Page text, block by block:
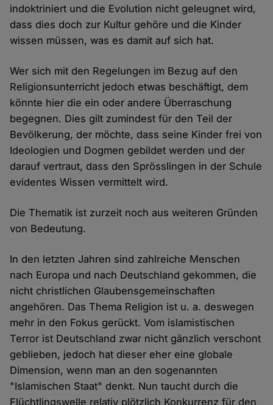
indoktriniert und die Evolution nicht geleugnet wird,
dass dies doch zur Kultur gehöre und die Kinder
wissen müssen, was es damit auf sich hat.
Wer sich mit den Regelungen im Bezug auf den
Religionsunterricht jedoch etwas beschäftigt, dem
könnte hier die ein oder andere Überraschung
begegnen. Dies gilt zumindest für den Teil der
Bevölkerung, der möchte, dass seine Kinder frei von
Ideologien und Dogmen gebildet werden und der
darauf vertraut, dass den Sprösslingen in der Schule
evidentes Wissen vermittelt wird.
Die Thematik ist zurzeit noch aus weiteren Gründen
von Bedeutung.
In den letzten Jahren sind zahlreiche Menschen
nach Europa und nach Deutschland gekommen, die
nicht christlichen Glaubensgemeinschaften
angehören. Das Thema Religion ist u. a. deswegen
mehr in den Fokus gerückt. Vom islamistischen
Terror ist Deutschland zwar nicht gänzlich verschont
geblieben, jedoch hat dieser eher eine globale
Dimension, wenn man an den sogenannten
"Islamischen Staat" denkt. Nun taucht durch die
Flüchtlingswelle relativ plötzlich Konkurrenz für den